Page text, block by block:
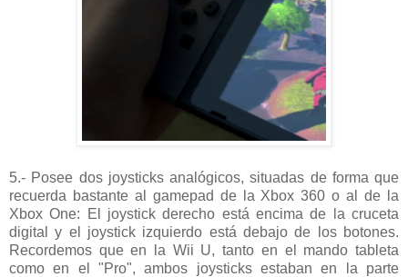
5.- Posee dos joysticks analógicos, situadas de forma que
recuerda bastante al gamepad de la Xbox 360 o al de la
Xbox One: El joystick derecho está encima de la cruceta
digital y el joystick izquierdo está debajo de los botones.
Recordemos que en la Wii U, tanto en el mando tableta
como en el "Pro", ambos joysticks estaban en la parte